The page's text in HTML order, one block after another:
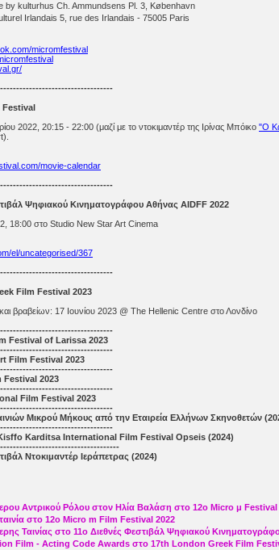
by kulturhus Ch. Ammundsens Pl. 3, København
Irlandais 5, rue des Irlandais - 75005 Paris
micromfestival
Festival
2022, 20:15 - 22:00 (μαζί με το ντοκιμαντέρ της Ιρίνας Μπόικο "Ο
movie-calendar
Ψηφιακού Κινηματογράφου Αθήνας AIDFF 2022
18:00 στο Studio New Star Art Cinema
el/uncategorised/367
Film Festival 2023
βραβείων: 17 Ιουνίου 2023 @ The Hellenic Centre στο Λονδίνο
Festival of Larissa 2023
Film Festival 2023
Festival 2023
Film Festival 2023
Μικρού Μήκους από την Εταιρεία Ελλήνων Σκηνοθετών
Karditsa International Film Festival Opseis (2024)
Ντοκιμαντέρ Ιεράπετρας (2024)
Αντρικού Ρόλου στον Ηλία Βαλάση στο 12ο Micro μ Festival
στο 12ο Micro m Film Festival 2022
Ταινίας στο 11ο Διεθνές Φεστιβάλ Ψηφιακού
Film - Acting Code Awards στο 17th London Greek Film